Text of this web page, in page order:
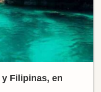
Filipinas, en